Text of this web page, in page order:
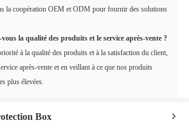
la coopération OEM et ODM pour fournir des solutions
la qualité des produits et le service après-vente ?
à la qualité des produits et à la satisfaction du client,
après-vente et en veillant à ce que nos produits
plus élevées.
Box